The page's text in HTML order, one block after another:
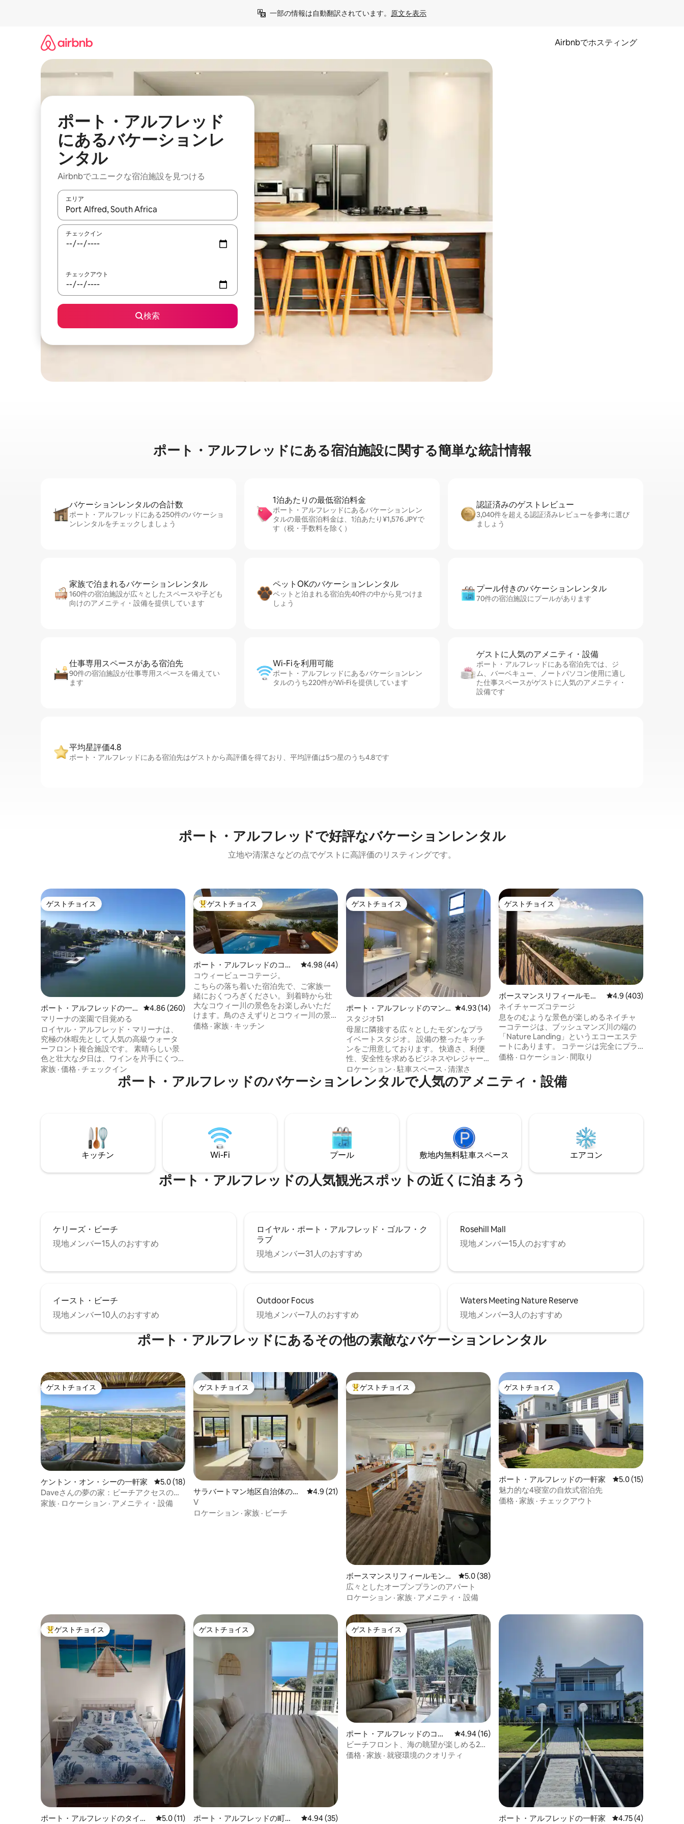
一部の情報は自動翻訳されています。 原文を表示
Airbnbでホスティング
ポート・アルフレッド
にあるバケーションレ
ンタル
Airbnbでユニークな宿泊施設を見つける
エリア
検索結果が表示されたら、上下の矢印キーを使って移動するか、画面をタッチまたはスワイプして検索結果を確認することができます。
チェックイン
チェックアウト
検索
ポート・アルフレッドに⁠あ⁠る宿⁠泊⁠施⁠設⁠に関⁠す⁠る簡⁠単⁠な統⁠計⁠情⁠報
バケーションレ⁠ン⁠タ⁠ル⁠の合⁠計⁠数
ポート・アルフレッドにある250件のバケーショ
ンレンタルをチェックしましょう
1泊あたりの最⁠低⁠宿⁠泊⁠料⁠金
ポート・アルフレッドにあるバケーションレン
タルの最低宿泊料金は、1泊あたり¥1,576 JPYで
す（税・手数料を除く）
認証済みのゲ⁠ス⁠ト⁠レ⁠ビ⁠ュ⁠ー
3,040件を超える認証済みレビューを参考に選び
ましょう
家族で泊まれるバ⁠ケ⁠ー⁠シ⁠ョ⁠ンレ⁠ン⁠タ⁠ル
160件の宿泊施設が広々としたスペースや子ども
向けのアメニティ・設備を提供しています
ペットOKのバ⁠ケ⁠ー⁠シ⁠ョ⁠ンレ⁠ン⁠タ⁠ル
ペットと泊まれる宿泊先40件の中から見つけま
しょう
プール付きのバ⁠ケ⁠ー⁠シ⁠ョ⁠ンレ⁠ン⁠タ⁠ル
70件の宿泊施設にプールがあります
仕事専用ス⁠ペ⁠ー⁠スがあ⁠る宿⁠泊⁠先
90件の宿泊施設が仕事専用スペースを備えてい
ます
Wi-Fiを利⁠用⁠可⁠能
ポート・アルフレッドにあるバケーションレン
タルのうち220件がWi-Fiを提供しています
ゲストに人⁠気⁠のア⁠メ⁠ニ⁠テ⁠ィ・設⁠備
ポート・アルフレッドにある宿泊先では、ジ
ム、バーベキュー、ノートパソコン使用に適し
た仕事スペースがゲストに人気のアメニティ・
設備です
平均星評価4.8
ポート・アルフレッドにある宿泊先はゲストから高評価を得ており、平均評価は5つ星のうち4.8です
ポート・アルフレッドで好評なバケーションレンタル
立地や清潔さなどの点でゲストに高評価のリスティングです。
ゲストチョイス
ゲストチョイス
ポート・アルフレッドの一
軒家
レビュー260件、5つ星中4.86つ星の平均評価
4.86 (260)
マリーナの楽園で目覚める
ロイヤル・アルフレッド・マリーナは、
究極の休暇先として人気の高級ウォータ
ーフロント複合施設です。 素晴らしい景
色と壮大な夕日は、ワインを片手にくつ
ろぐのに最適な環境を作り出します。 正
面の芝生からボートやバージが通り過ぎ
るのを眺めることができます。 運河に面
用桟橋から釣りを楽しめます。 リラック
スして、この人里離れた海岸の楽園の平
和と静けさを楽しみましょう。 プールと
エンターテイメントエリア、全天候型テ
とゲスト専用で、正面玄関の近くにあり
ーラーパネルがあります。
家族 · 価格 · チェックイン
大好評のゲストチョイスです。
ゲストチョイス
ポート・アルフレッドのコテ
ージ
レビュー44件、5つ星中4.98つ星の平均評価
4.98 (44)
コウィービューコテージ。
こちらの落ち着いた宿泊先で、ご家族一
緒におくつろぎください。 到着時から壮
大なコウィー川の景色をお楽しみいただ
けます。鳥のさえずりとコウィー川の景
色で目覚めましょう。 私たちの家は、ポ
のコーヒーショップ、ファミリーレスト
価格 · 家族 · キッチン
ゲストチョイス
ゲストチョイス
ポート・アルフレッドのマン
ション・アパート
レビュー14件、5つ星中4.93つ星の平均評価
4.93 (14)
スタジオ51
母屋に隣接する広々としたモダンなプラ
イベートスタジオ。 設備の整ったキッチ
ンをご用意しております。 快適さ、利便
性、安全性を求めるビジネスやレジャー
の旅行者に最適です。 ダブルベッド、
Netflix付きスマートテレビ、冷蔵庫、2プ
レートガスコンロ、ケトル、トースタ
車場。 ロイヤルポートアルフレッドゴル
フクラブまでわずか3.1 km、町の中心部ま
で4.5 km、ビーチまで1.2 kmです。
ロケーション ·駐車スペース · 清潔さ
ゲストチョイス
ゲストチョイス
ボースマンスリフィールモン
ドのタイニーハウス
レビュー403件、5つ
4.9 (403)
ネイチャーズコテージ
息をのむような景色が楽しめるネイチャ
ーコテージは、ブッシュマンズ川の端の
「Nature Landing」というエコーエステ
ートにあります。 コテージは完全にプラ
イベートで、完全に安全です。デッキと
で確認されているように、他に類を見な
い川の眺めが楽しめます。 インパラ、ル
ルと無制限のWi - Fiを提供しています。
価格 · ロケーション · 間取り
ポート・アルフレッドのバケーションレンタルで人気のアメニティ・設備
キッチン Wi-Fi プール 敷地内無料駐⁠車ス⁠ペ⁠ー⁠ス エアコン
ポート・アルフレッドの人気観光スポットの近くに泊まろう
ケリーズ・ビーチ
現地メンバー15人のおすすめ
ロイヤル・ポート・アルフレッド・ゴルフ・ク
ラブ
現地メンバー31人のおすすめ
Rosehill Mall
現地メンバー15人のおすすめ
イースト・ビーチ
現地メンバー10人のおすすめ
Outdoor Focus
現地メンバー7人のおすすめ
Waters Meeting Nature Reserve
現地メンバー3人のおすすめ
ポート・アルフレッドにあるその他の素敵なバケーションレンタル
ゲストチョイス
ゲストチョイス
ケントン・オン・シーの一軒家 レビュー18件、5つ星中5.0つ星の平均評価
5.0 (18)
Daveさんの夢の家：ビーチアクセスのあ
るエレガントなコテージ
家族 · ロケーション · アメニティ・設備
ゲストチョイス
ゲストチョイス
サラバートマン地区自治体のヴ
ィラ
レビュー21件、5つ星中4.9つ星の平均評価
4.9 (21)
V
ロケーション · 家族 · ビーチ
大好評のゲストチョイスです。
ゲストチョイス
ボースマンスリフィールモンド
のマンション・アパート
レビュー38件、5つ星中5.0つ星の平均評価
5.0 (38)
広々としたオープンプランのアパート
ロケーション · 家族 · アメニティ・設備
ゲストチョイス
ゲストチョイス
ポート・アルフレッドの一軒家 レビュー15件、5つ
5.0 (15)
魅力的な4寝室の自炊式宿泊先
価格 · 家族 · チェックアウト
大好評のゲストチョイスです。
ゲストチョイス
ポート・アルフレッドのタイニ
レビュー11件、5つ星中5.0つ星の平均評価
5.0 (11)
ゲストチョイス
ゲストチョイス
ポート・アルフレッドの町
レビュー35件、5つ星中4.94つ星の平均評価
4.94 (35)
ゲストチョイス
ゲストチョイス
ポート・アルフレッドのコン
ドミニアム
レビュー16件、5つ星中4.94つ星の平均評価
4.94 (16)
ビーチフロント、海の眺望が楽しめる2寝
室アパート。
価格 · 家族 · 就寝環境のクオリティ
ポート・アルフレッドの一軒家 レビュー4件、5つ
4.75 (4)